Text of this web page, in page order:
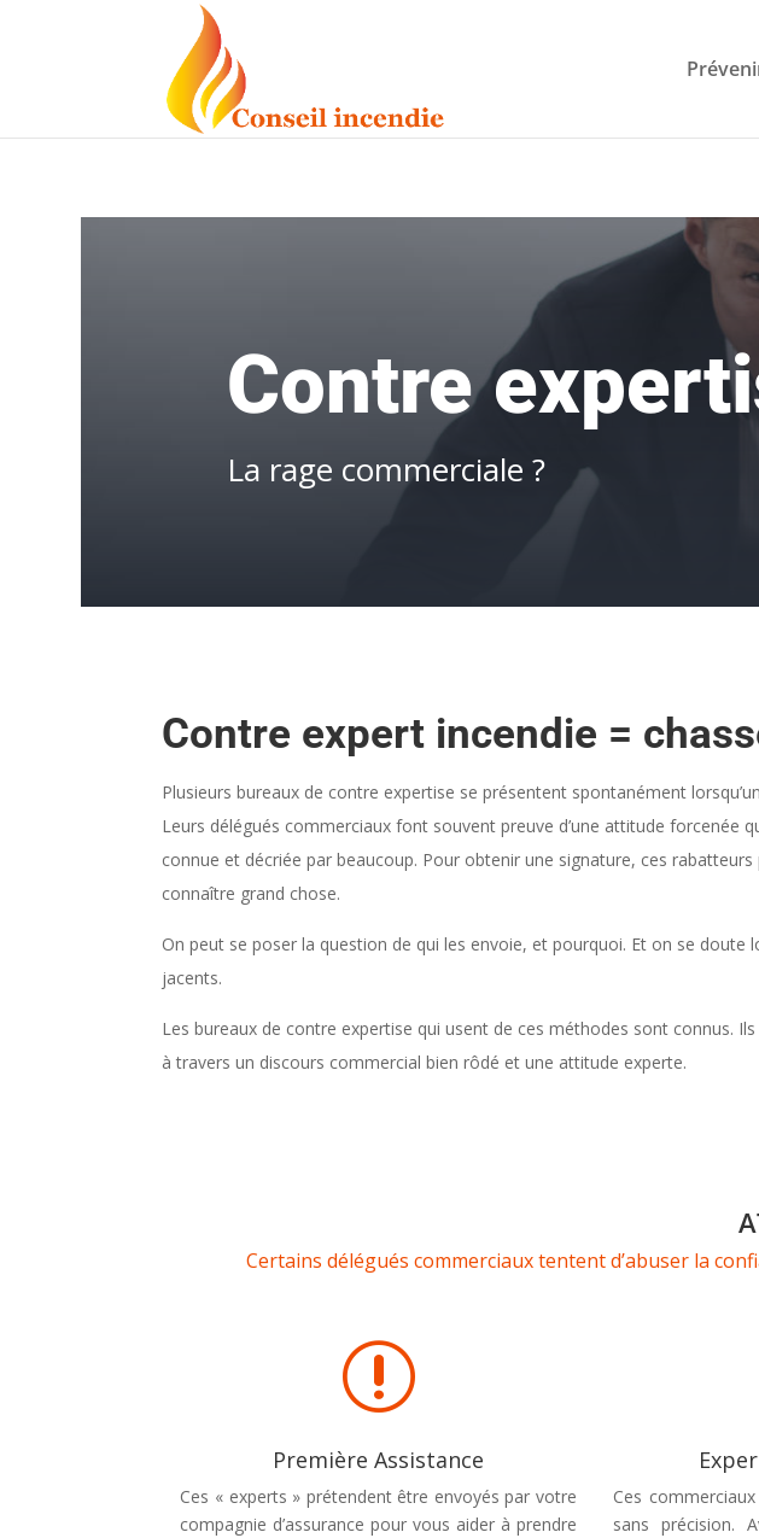
Contre
La rage commerciale ?
Contre expert incendie =
Plusieurs bureaux de contre expertise se présentent spontanément
Leurs délégués commerciaux font souvent preuve d’une attitude forcenée
connue et décriée par beaucoup. Pour obtenir une signature, ces
connaître grand chose.
On peut se poser la question de qui les envoie, et pourquoi. Et on se
jacents.
Les bureaux de contre expertise qui usent de ces méthodes sont connus.
à travers un discours commercial bien rôdé et une attitude experte.
Certains délégués commerciaux tentent d’abuser la
r
Première Assistance
Ces « experts » prétendent être envoyés par votre
compagnie d’assurance pour vous aider à prendre
Ces
sans précision.